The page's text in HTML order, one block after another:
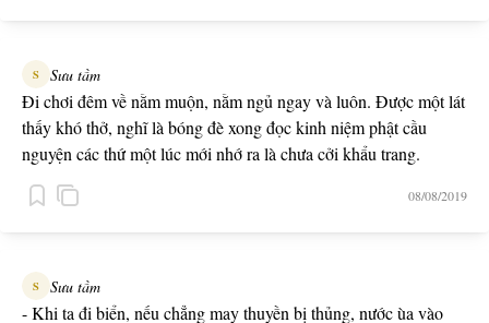
S Sưu tầm
Đi chơi đêm về nằm muộn, nằm ngủ ngay và luôn. Được một lát
thấy khó thở, nghĩ là bóng đè xong đọc kinh niệm phật cầu
nguyện các thứ một lúc mới nhớ ra là chưa cởi khẩu trang.
08/08/2019
S Sưu tầm
- Khi ta đi biển, nếu chẳng may thuyền bị thủng, nước ùa vào